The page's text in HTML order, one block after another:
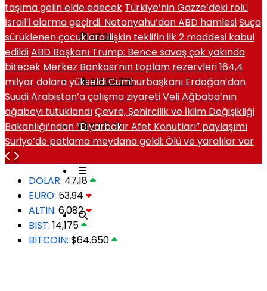
SPOR
MAGAZIN
SAĞLIK
taşıma geliri elde edecek Türkiye’nin Gazze’deki rolü
İsrail’i alarma geçirdi: Netanyahu’dan ABD hamlesiSuça
sürüklenen çocuklara ilişkin teklifin ilk 2 maddesi kabul
edildiABD Başkanı Trump: Bence savaş çok yakında
bitecek Merkez Bankası’nın toplam rezervleri 164,4
milyar dolara yükseldiCumhurbaşkanı Erdoğan’dan
Suudi Arabistan’a çalışma ziyaretiVeli Ağbaba’nın
ağabeyi tutuklandıÇevre, Şehircilik ve İklim Değişikliği
Bakanlığı’ndan “Diyarbakır Afet Konutları” paylaşımı
Suriye’de patlama meydana geldi: Ölü ve yaralılar var
DOLAR: 47,18
EURO: 53,94
ALTIN: 6,082
BIST: 14,175
BITCOIN: $64.650